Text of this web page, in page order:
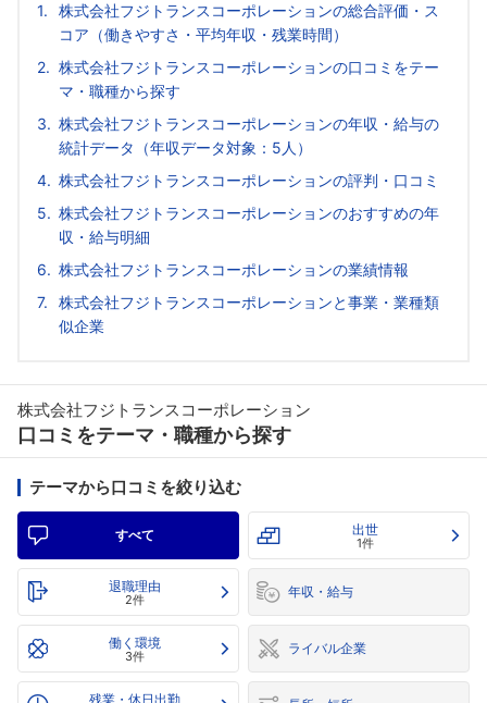
株式会社フジトランスコーポレーションの総合評価・ス
コア（働きやすさ・平均年収・残業時間）
株式会社フジトランスコーポレーションの口コミをテー
マ・職種から探す
株式会社フジトランスコーポレーションの年収・給与の
統計データ（年収データ対象：5人）
株式会社フジトランスコーポレーションの評判・口コミ
株式会社フジトランスコーポレーションのおすすめの年
収・給与明細
株式会社フジトランスコーポレーションの業績情報
株式会社フジトランスコーポレーションと事業・業種類
似企業
株式会社フジトランスコーポレーション
口コミをテーマ・職種から探す
テーマから口コミを絞り込む
すべて 出世
1件
退職理由
2件 年収・給与
働く環境
3件 ライバル企業
残業・休日出勤